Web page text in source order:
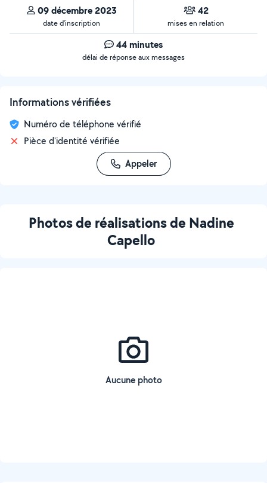
09 décembre 2023
date d’inscription
42
mises en relation
44 minutes
délai de réponse aux messages
Informations vérifiées
Numéro de téléphone vérifié
Pièce d'identité vérifiée
Appeler
Photos de réalisations de Nadine
Capello
Aucune photo